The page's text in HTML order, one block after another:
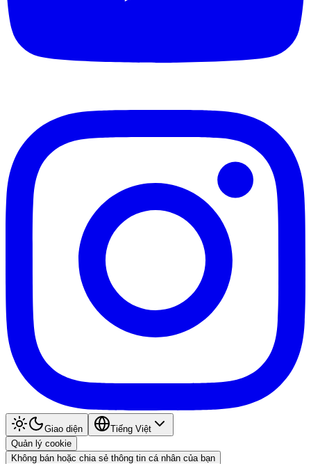
Giao diện
Tiếng Việt
Quản lý cookie
Không bán hoặc chia sẻ thông tin cá nhân của bạn